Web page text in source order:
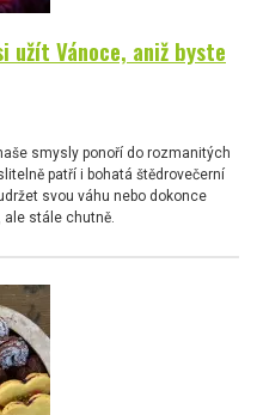
užít Vánoce, aniž byste
smysly ponoří do rozmanitých
patří i bohatá štědrovečerní
svou váhu nebo dokonce
ale stále chutně.